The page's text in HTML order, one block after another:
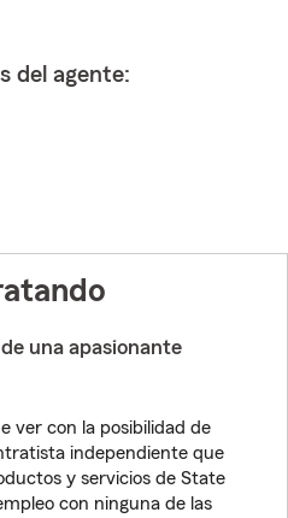
del agente:
una apasionante
ver con la posibilidad de
independiente que
y servicios de State
con ninguna de las